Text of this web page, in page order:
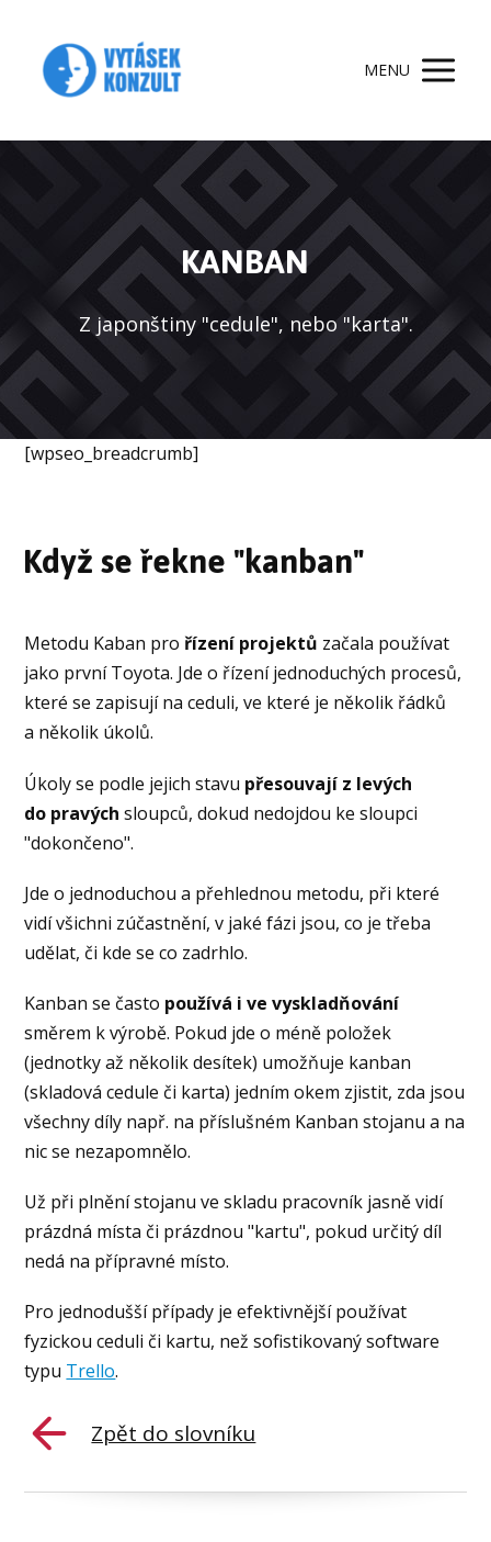
MENU
KANBAN
Z japonštiny "cedule", nebo "karta".
[wpseo_breadcrumb]
Když se řekne "kanban"
Metodu Kaban pro řízení projektů začala používat
jako první Toyota. Jde o řízení jednoduchých procesů,
které se zapisují na ceduli, ve které je několik řádků
a několik úkolů.
Úkoly se podle jejich stavu přesouvají z levých
do pravých sloupců, dokud nedojdou ke sloupci
"dokončeno".
Jde o jednoduchou a přehlednou metodu, při které
vidí všichni zúčastnění, v jaké fázi jsou, co je třeba
udělat, či kde se co zadrhlo.
Kanban se často používá i ve vyskladňování
směrem k výrobě. Pokud jde o méně položek
(jednotky až několik desítek) umožňuje kanban
(skladová cedule či karta) jedním okem zjistit, zda jsou
všechny díly např. na příslušném Kanban stojanu a na
nic se nezapomnělo.
Už při plnění stojanu ve skladu pracovník jasně vidí
prázdná místa či prázdnou "kartu", pokud určitý díl
nedá na přípravné místo.
Pro jednodušší případy je efektivnější používat
fyzickou ceduli či kartu, než sofistikovaný software
typu Trello.
Zpět do slovníku